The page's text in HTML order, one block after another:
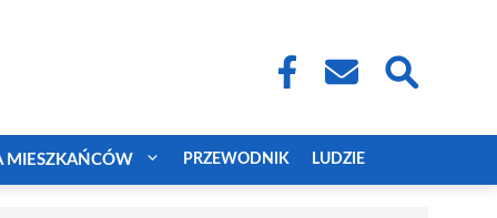
MIESZKAŃCÓW PRZEWODNIK LUDZIE